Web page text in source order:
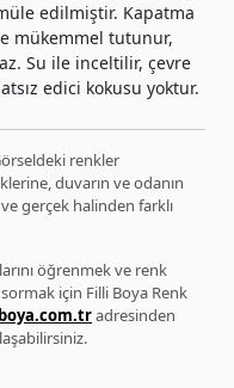
edilmiştir. Kapatma
mükemmel tutunur,
Su ile inceltilir, çevre
edici kokusu yoktur.
renkler
duvarın ve odanın
ve gerçek halinden farklı
öğrenmek ve renk
için Filli Boya Renk
adresinden